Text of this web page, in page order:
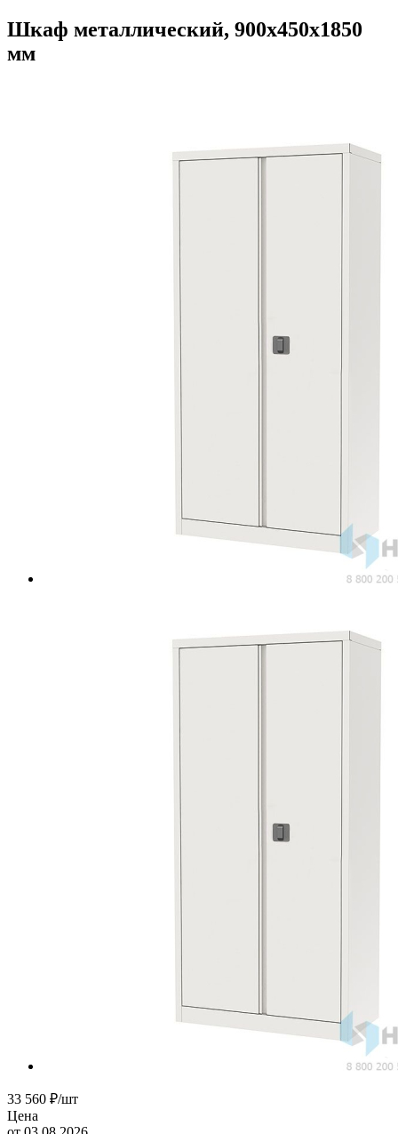
Шкаф металлический, 900х450х1850
мм
33 560 ₽/шт
Цена